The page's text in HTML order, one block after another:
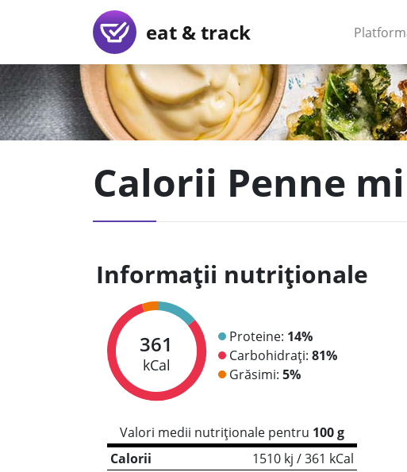
eat & track
Calorii Penne
Informații nutriționale
361
kCal
Proteine: 14%
Carbohidrați: 81%
Grăsimi: 5%
Valori medii nutriționale pentru 100 g
Calorii
1510 kj / 361 kCal